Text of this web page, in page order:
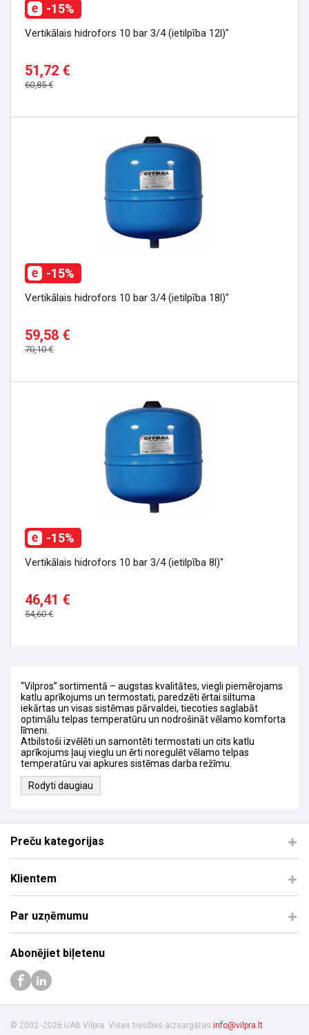
Vertikālais hidrofors 10 bar 3/4 (ietilpība 12l)"
51,72 €
60,85 €
-15%
Vertikālais hidrofors 10 bar 3/4 (ietilpība 18l)"
59,58 €
70,10 €
-15%
Vertikālais hidrofors 10 bar 3/4 (ietilpība 8l)"
46,41 €
54,60 €
-15%
“Vilpros” sortimentā – augstas kvalitātes, viegli piemērojams
katlu aprīkojums un termostati, paredzēti ērtai siltuma
iekārtas un visas sistēmas pārvaldei, tiecoties saglabāt
optimālu telpas temperatūru un nodrošināt vēlamo komforta
līmeni.
Atbilstoši izvēlēti un samontēti termostati un cits katlu
aprīkojums ļauj vieglu un ērti noregulēt vēlamo telpas
temperatūru vai apkures sistēmas darba režīmu.
Rodyti daugiau
Preču kategorijas
Klientem
Par uzņēmumu
Abonējiet biļetenu
© 2002 -2026 UAB Vilpra. Visas tiesības aizsargātas info@vilpra.lt